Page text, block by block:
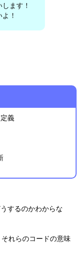
ます！
！
義
するのかわからな
れらのコードの意味